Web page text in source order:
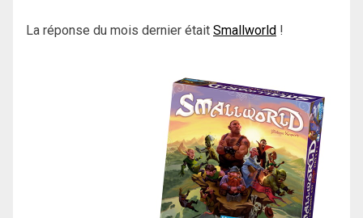
La réponse du mois dernier était Smallworld !